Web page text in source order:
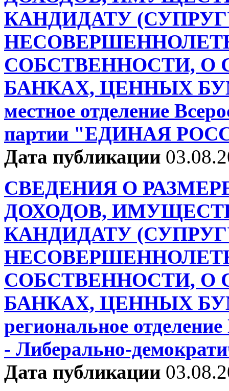
КАНДИДАТУ
СОБСТВЕННОСТИ, О
БАНКАХ, ЦЕННЫХ
местное отделение
партии "ЕДИНАЯ
Дата публикации
СВЕДЕНИЯ О
ДОХОДОВ,
КАНДИДАТУ
СОБСТВЕННОСТИ, О
БАНКАХ, ЦЕННЫХ
региональное
- Либерально-
Дата публикации